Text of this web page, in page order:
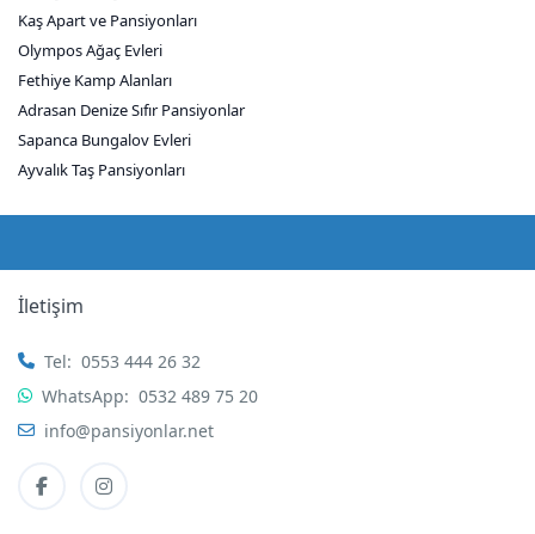
Kaş Apart ve Pansiyonları
Olympos Ağaç Evleri
Fethiye Kamp Alanları
Adrasan Denize Sıfır Pansiyonlar
Sapanca Bungalov Evleri
Ayvalık Taş Pansiyonları
İletişim
Tel: 0553 444 26 32
WhatsApp: 0532 489 75 20
info@pansiyonlar.net